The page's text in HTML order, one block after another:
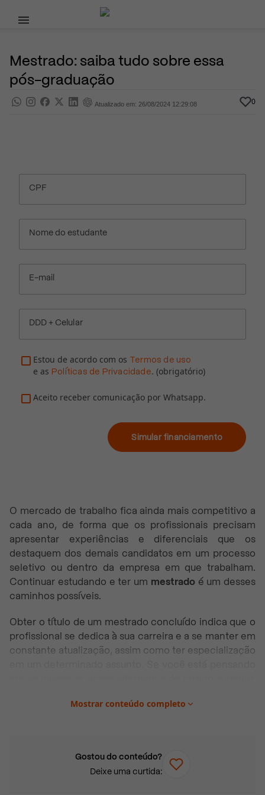
Pular para o conteúdo principal
Mestrado: saiba tudo sobre essa
pós-graduação
Atualizado em: 26/08/2024 12:29:08 0
CPF
Nome do estudante
E-mail
DDD + Celular
Estou de acordo com os Termos de uso
e as Políticas de Privacidade. (obrigatório)
Aceito receber comunicação por Whatsapp.
Simular financiamento
O mercado de trabalho fica ainda mais competitivo a
cada ano, de forma que os profissionais precisam
apresentar experiências e diferenciais que os
destaquem dos demais candidatos em um processo
seletivo ou dentro da empresa em que trabalham.
Continuar estudando e ter um mestrado é um desses
caminhos possíveis.
Obter o título de um mestrado concluído indica que o
profissional se dedica à sua carreira e a se manter em
constante atualização, assim como ter especialização
trouxemos para você neste artigo. Boa leitura!
Como é um curso de mestrado?
Mostrar conteúdo completo
Gostou do conteúdo?
Deixe uma curtida: